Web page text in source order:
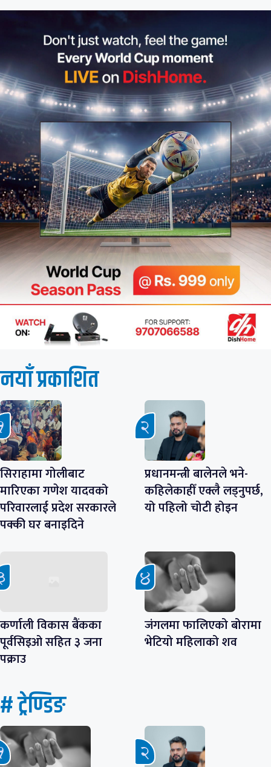
नयाँ प्रकाशित
सिराहामा गोलीबाट
मारिएका गणेश यादवको
परिवारलाई प्रदेश सरकारले
पक्की घर बनाइदिने
प्रधानमन्त्री बालेनले भने-
कहिलेकाहीँ एक्लै लड्नुपर्छ,
यो पहिलो चोटी होइन
कर्णाली विकास बैंकका
पूर्वसिइओ सहित ३ जना
पक्राउ
जंगलमा फालिएको बोरामा
भेटियो महिलाको शव
# ट्रेण्डिङ